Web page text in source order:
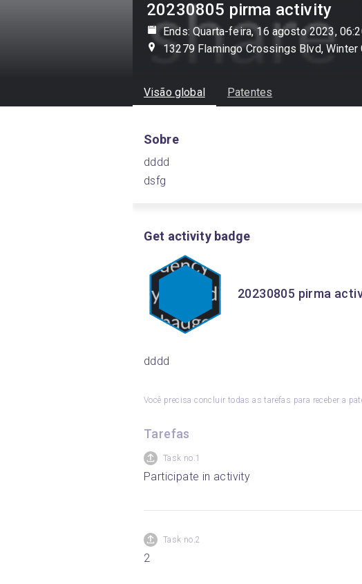
20230805 pirma activity
Ends: Quarta-feira, 16 agosto 2023,
13279 Flamingo Crossings Blvd, Winter
Visão global Patentes
Sobre
dddd
dsfg
Get activity badge
20230805 pirma
dddd
Você precisa concluir todas as tarefas para receber a
Tarefas
Task no.1
Participate in activity
Task no.2
2